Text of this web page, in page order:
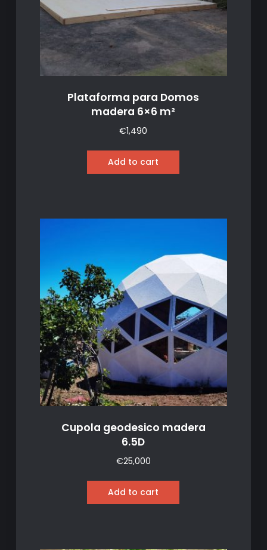
Plataforma para Domos
madera 6×6 m²
€1,490
Add to cart
Cupola geodesico madera
6.5D
€25,000
Add to cart